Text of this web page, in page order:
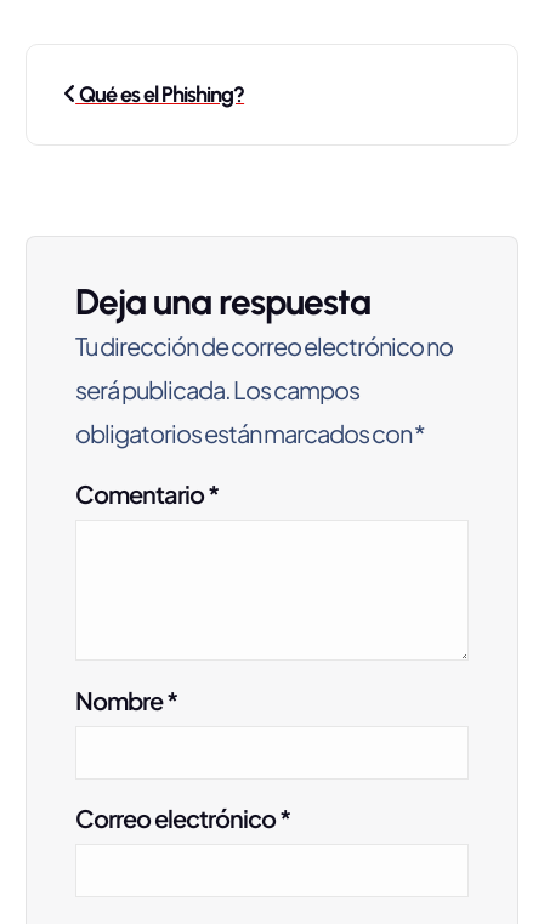
Qué es el Phishing?
Deja una respuesta
Tu dirección de correo electrónico no
será publicada.Los campos
obligatorios están marcados con*
Comentario*
Nombre*
Correo electrónico*